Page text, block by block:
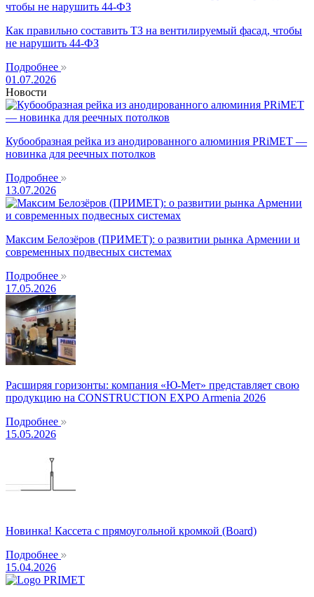
Как правильно составить ТЗ на вентилируемый фасад, чтобы
не нарушить 44-ФЗ
Подробнее
01.07.2026
Новости
Кубообразная рейка из анодированного алюминия PRiMET —
новинка для реечных потолков
Подробнее
13.07.2026
Максим Белозёров (ПРИМЕТ): о развитии рынка Армении и
современных подвесных системах
Подробнее
17.05.2026
Расширяя горизонты: компания «Ю-Мет» представляет свою
продукцию на CONSTRUCTION EXPO Armenia 2026
Подробнее
15.05.2026
Новинка! Кассета с прямоугольной кромкой (Board)
Подробнее
15.04.2026